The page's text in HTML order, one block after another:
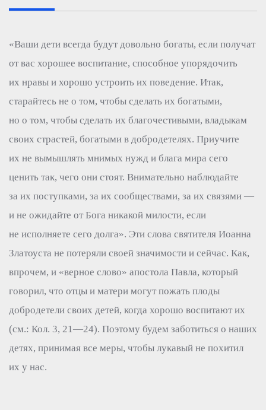
«Ваши дети всегда будут довольно богаты, если получат
от вас хорошее воспитание, способное упорядочить
их нравы и хорошо устроить их поведение. Итак,
старайтесь не о том, чтобы сделать их богатыми,
но о том, чтобы сделать их благочестивыми, владыкам
своих страстей, богатыми в добродетелях. Приучите
их не вымышлять мнимых нужд и блага мира сего
ценить так, чего они стоят. Внимательно наблюдайте
за их поступками, за их сообществами, за их связями —
и не ожидайте от Бога никакой милости, если
не исполняете сего долга». Эти слова святителя Иоанна
Златоуста не потеряли своей значимости и сейчас. Как,
впрочем, и «верное слово» апостола Павла, который
говорил, что отцы и матери могут пожать плоды
добродетели своих детей, когда хорошо воспитают их
(см.: Кол. 3, 21—24). Поэтому будем заботиться о наших
детях, принимая все меры, чтобы лукавый не похитил
их у нас.